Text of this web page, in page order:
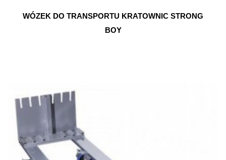
WÓZEK DO TRANSPORTU KRATOWNIC STRONG
BOY